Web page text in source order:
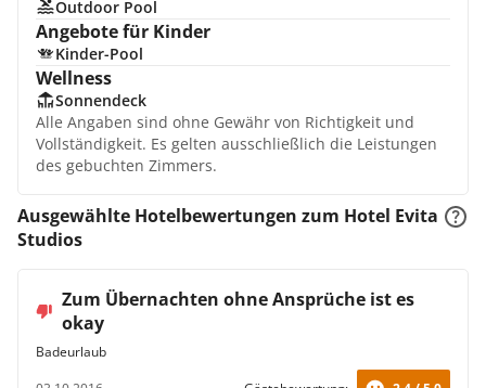
Outdoor Pool
Angebote für Kinder
Kinder-Pool
Wellness
Sonnendeck
Alle Angaben sind ohne Gewähr von Richtigkeit und
Vollständigkeit. Es gelten ausschließlich die Leistungen
des gebuchten Zimmers.
Ausgewählte Hotelbewertungen zum Hotel Evita
Studios
Zum Übernachten ohne Ansprüche ist es
okay
Badeurlaub